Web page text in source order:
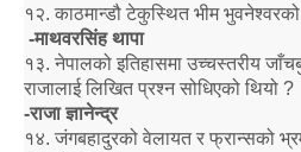
१२. काठमान्डौ टेकुस्थित भीम
-माथवरसिंह थापा
१३. नेपालको इतिहासमा उच्चस्तरीय
राजालाई लिखित प्रश्न सोधिएको थियो ?
-राजा ज्ञानेन्द्र
१४. जंगबहादुरको वेलायत र फ्रान्सको